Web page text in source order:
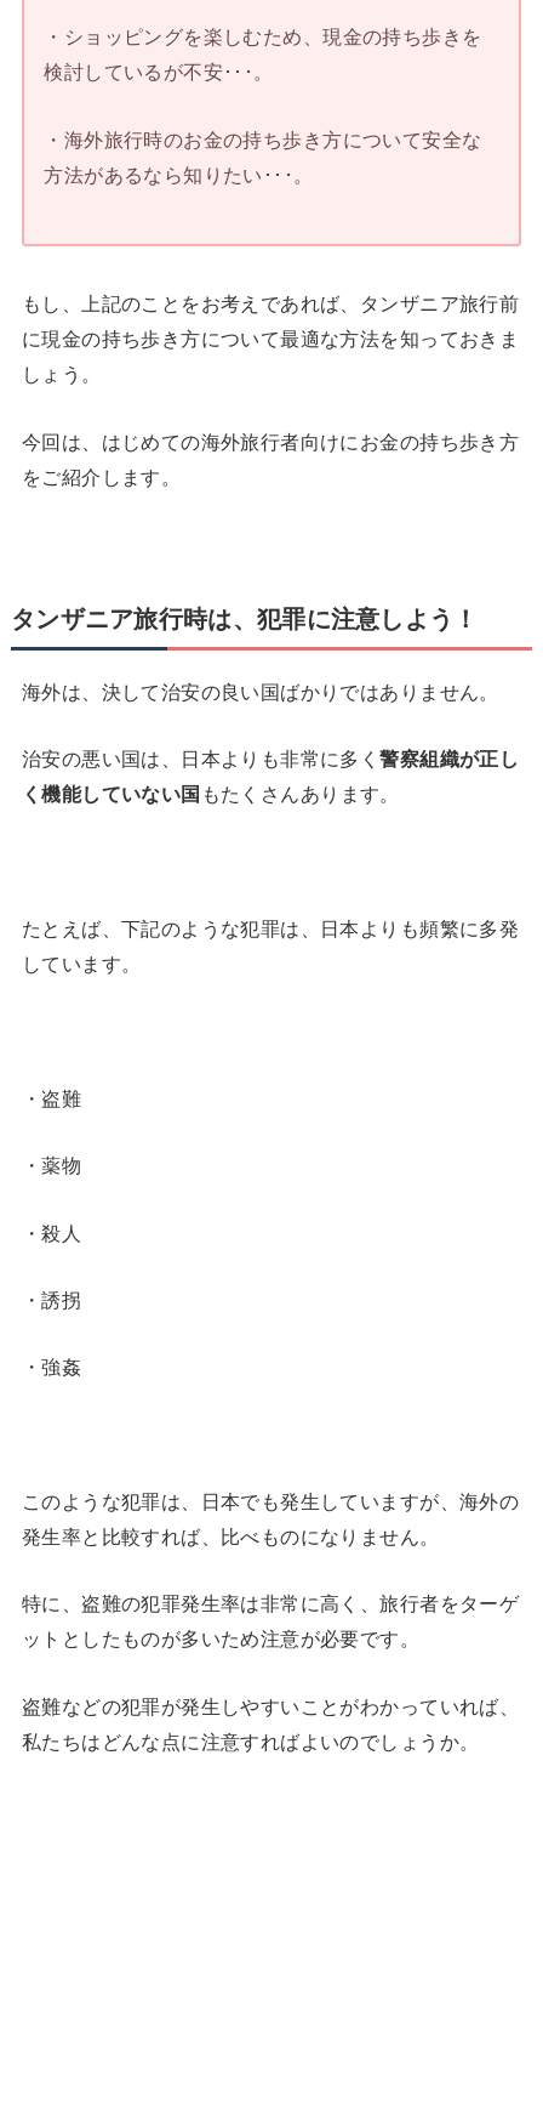
・ショッピングを楽しむため、現金の持ち歩きを
検討しているが不安･･･。
・海外旅行時のお金の持ち歩き方について安全な
方法があるなら知りたい･･･。
もし、上記のことをお考えであれば、タンザニア旅行前
に現金の持ち歩き方について最適な方法を知っておきま
しょう。
今回は、はじめての海外旅行者向けにお金の持ち歩き方
をご紹介します。
タンザニア旅行時は、犯罪に注意しよう！
海外は、決して治安の良い国ばかりではありません。
治安の悪い国は、日本よりも非常に多く警察組織が正し
く機能していない国 もたくさんあります。
たとえば、下記のような犯罪は、日本よりも頻繁に多発
しています。
・盗難
・薬物
・殺人
・誘拐
・強姦
このような犯罪は、日本でも発生していますが、海外の
発生率と比較すれば、比べものになりません。
特に、盗難の犯罪発生率は非常に高く、旅行者をターゲ
ットとしたものが多いため注意が必要です。
盗難などの犯罪が発生しやすいことがわかっていれば、
私たちはどんな点に注意すればよいのでしょうか。